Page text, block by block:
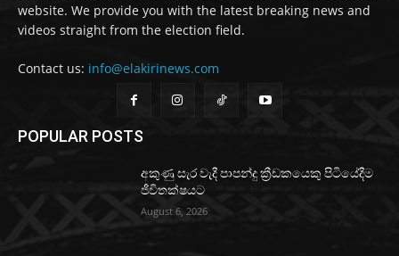
website. We provide you with the latest breaking news and
videos straight from the election field.
Contact us: info@elakirinews.com
POPULAR POSTS
අකුණු සැර වැදී පාපන්දු ක්‍රීඩකයෙකු පිටියේදීම
ජීවිතක්ෂයට
August 6, 2026